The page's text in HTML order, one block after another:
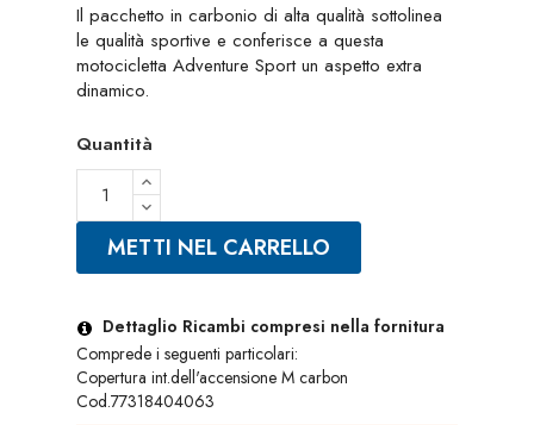
Il pacchetto in carbonio di alta qualità sottolinea
le qualità sportive e conferisce a questa
motocicletta Adventure Sport un aspetto extra
dinamico.
Quantità
METTI NEL CARRELLO
Dettaglio Ricambi compresi nella fornitura
Comprede i seguenti particolari:
Copertura int.dell'accensione M carbon
Cod.77318404063